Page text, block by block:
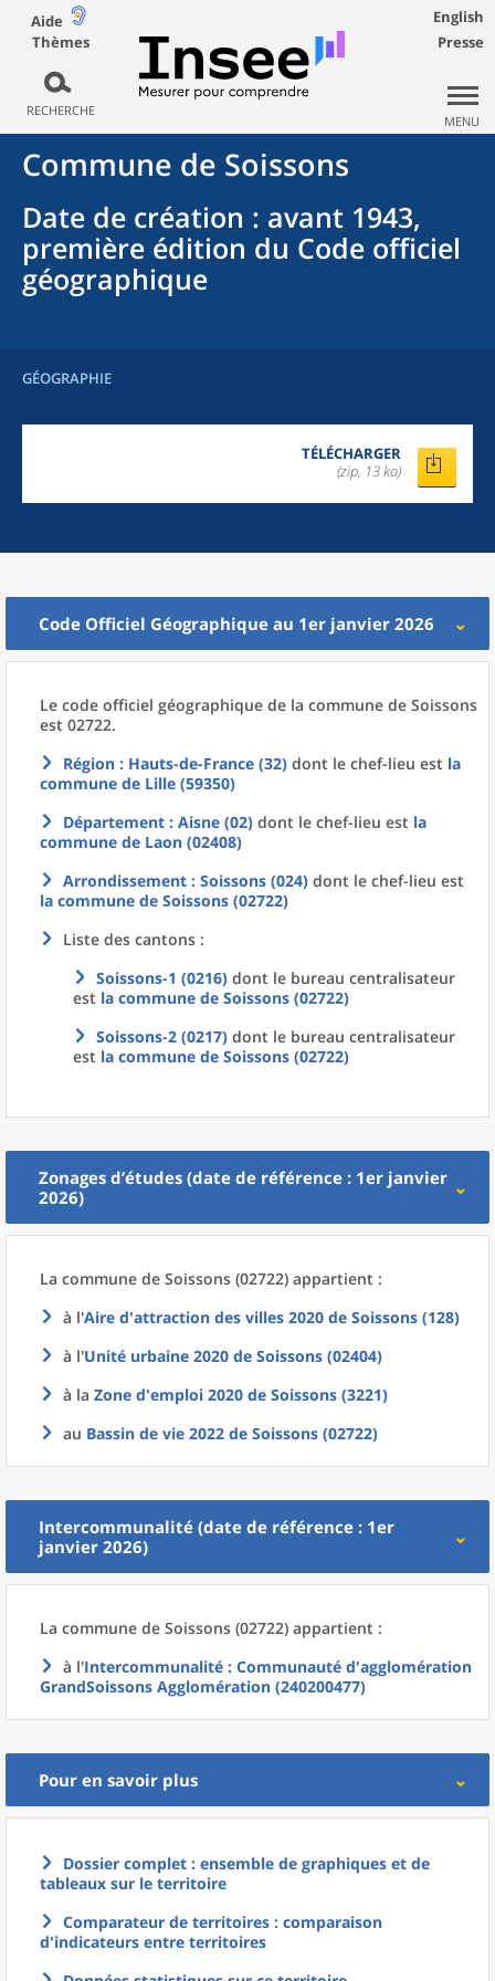
Aide
Thèmes
RECHERCHE
English
Presse
MENU
Commune de Soissons
Date de création : avant 1943,
première édition du Code officiel
géographique
GÉOGRAPHIE
TÉLÉCHARGER
(zip, 13 ko)
Code Officiel Géographique au 1er janvier 2026
Le code officiel géographique de la commune de Soissons
est 02722.
Région : Hauts-de-France (32) dont le chef-lieu est la
commune de Lille (59350)
Département : Aisne (02) dont le chef-lieu est la
commune de Laon (02408)
Arrondissement : Soissons (024) dont le chef-lieu est
la commune de Soissons (02722)
Liste des cantons :
Soissons-1 (0216) dont le bureau centralisateur
est la commune de Soissons (02722)
Soissons-2 (0217) dont le bureau centralisateur
est la commune de Soissons (02722)
Zonages d’études (date de référence : 1er janvier
2026)
La commune de Soissons (02722) appartient :
à l'Aire d'attraction des villes 2020 de Soissons (128)
à l'Unité urbaine 2020 de Soissons (02404)
à la Zone d'emploi 2020 de Soissons (3221)
au Bassin de vie 2022 de Soissons (02722)
Intercommunalité (date de référence : 1er
janvier 2026)
La commune de Soissons (02722) appartient :
à l'Intercommunalité : Communauté d'agglomération
GrandSoissons Agglomération (240200477)
Pour en savoir plus
Dossier complet : ensemble de graphiques et de
tableaux sur le territoire
Comparateur de territoires : comparaison
d'indicateurs entre territoires